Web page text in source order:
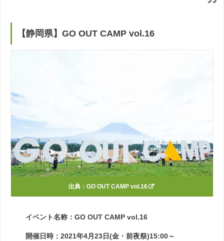
【静岡県】GO OUT CAMP vol.16
出典： GO OUT CAMP vol.16
イベント名称：GO OUT CAMP vol.16
開催日時：2021年4月23日(金・前夜祭)15:00～